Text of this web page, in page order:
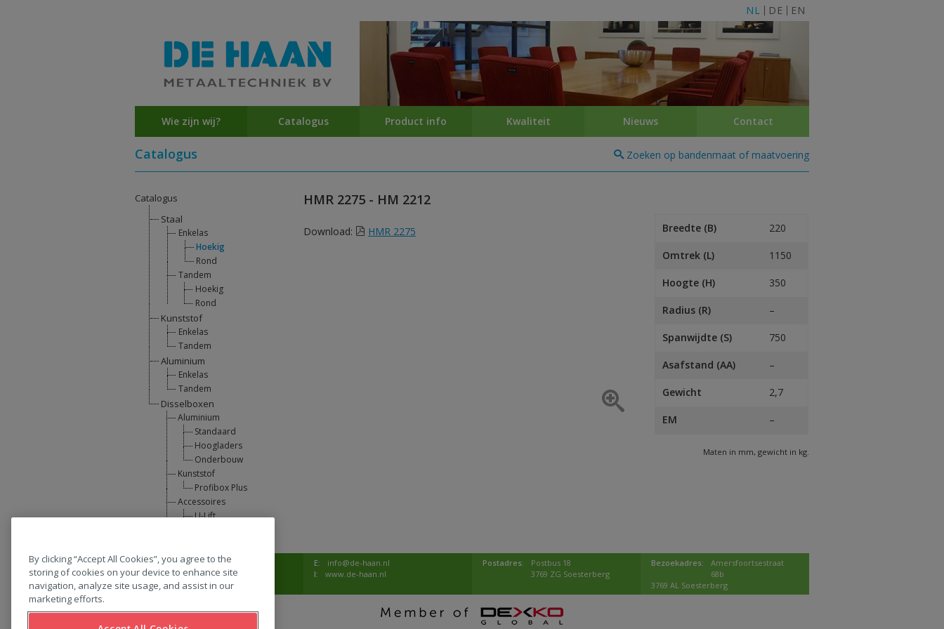
NL DE EN
Wie zijn wij? Catalogus Product info Kwaliteit Nieuws Contact
Catalogus Zoeken op bandenmaat of maatvoering
Catalogus
Staal
Enkelas
Hoekig
Rond
Tandem
Hoekig
Rond
Kunststof
Enkelas
Tandem
Aluminium
Enkelas
Tandem
Disselboxen
Aluminium
Standaard
Hoogladers
Onderbouw
Kunststof
Profibox Plus
Accessoires
U-Lift
HMR 2275 - HM 2212
Download: HMR 2275 Breedte (B) 220
Omtrek (L) 1150
Hoogte (H) 350
Radius (R) –
Spanwijdte (S) 750
Asafstand (AA) –
Gewicht 2,7
EM –
Maten in mm, gewicht in kg.
T: 0031 (0) 346 33 33 00 E:
info@de-haan.nl
I:
www.de-haan.nl
Postadres:
Postbus 18
3769 ZG Soesterberg
Bezoekadres:
Amersfoortsestraat
68b
3769 AL Soesterberg
By clicking “Accept All Cookies”, you agree to the
storing of cookies on your device to enhance site
navigation, analyze site usage, and assist in our
marketing efforts.